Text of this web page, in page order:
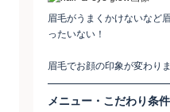
眉毛がうまくかけないなど
ったいない！
眉毛でお顔の印象が変わり
メニュー・こだわり条件